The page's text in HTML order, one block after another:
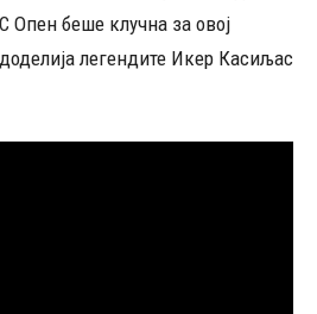
Опен беше клучна за овој
легендите Икер Касиљас